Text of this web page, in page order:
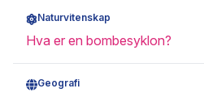
Naturvitenskap
Hva er en bombesyklon?
Geografi